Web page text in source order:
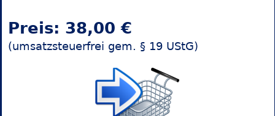
Preis: 38,00 €
(umsatzsteuerfrei gem. § 19 UStG)